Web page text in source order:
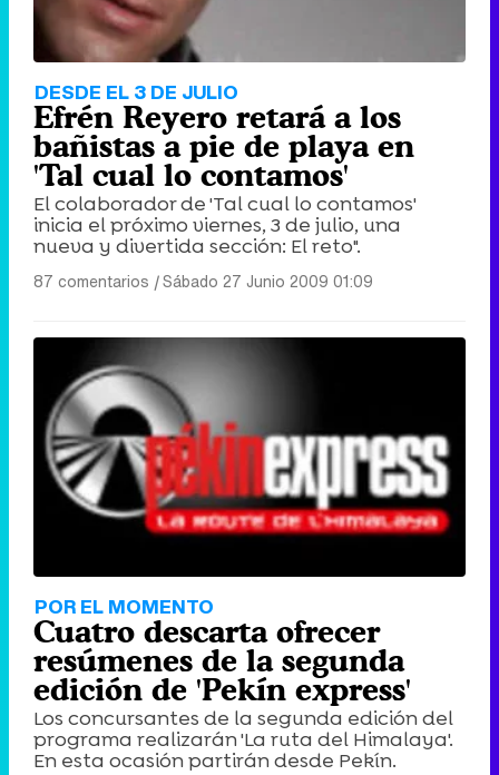
DESDE EL 3 DE JULIO
Efrén Reyero retará a los
bañistas a pie de playa en
'Tal cual lo contamos'
El colaborador de 'Tal cual lo contamos'
inicia el próximo viernes, 3 de julio, una
nueva y divertida sección: El reto".
87 comentarios |Sábado 27 Junio 2009 01:09
POR EL MOMENTO
Cuatro descarta ofrecer
resúmenes de la segunda
edición de 'Pekín express'
Los concursantes de la segunda edición del
programa realizarán 'La ruta del Himalaya'.
En esta ocasión partirán desde Pekín.